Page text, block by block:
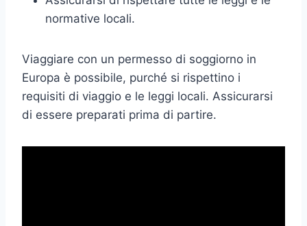
normative locali.
Viaggiare con un permesso di soggiorno in
Europa è possibile, purché si rispettino i
requisiti di viaggio e le leggi locali. Assicurarsi
di essere preparati prima di partire.